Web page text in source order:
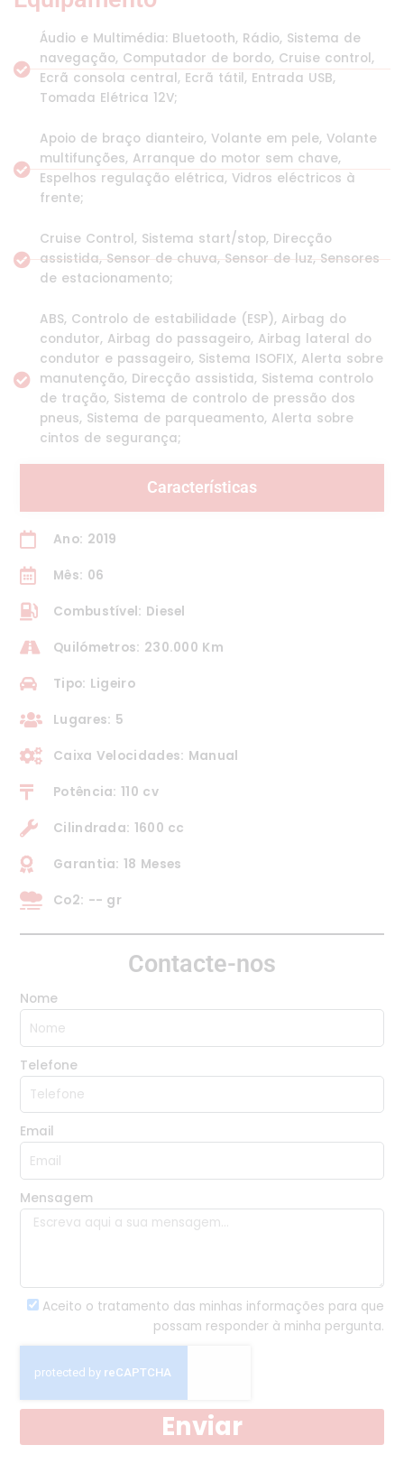
Áudio e Multimédia: Bluetooth, Rádio, Sistema de
navegação, Computador de bordo, Cruise control,
Ecrã consola central, Ecrã tátil, Entrada USB,
Tomada Elétrica 12V;
Apoio de braço dianteiro, Volante em pele, Volante
multifunções, Arranque do motor sem chave,
Espelhos regulação elétrica, Vidros eléctricos à
frente;
Cruise Control, Sistema start/stop, Direcção
assistida, Sensor de chuva, Sensor de luz, Sensores
de estacionamento;
ABS, Controlo de estabilidade (ESP), Airbag do
condutor, Airbag do passageiro, Airbag lateral do
condutor e passageiro, Sistema ISOFIX, Alerta sobre
manutenção, Direcção assistida, Sistema controlo
de tração, Sistema de controlo de pressão dos
pneus, Sistema de parqueamento, Alerta sobre
cintos de segurança;
Características
Ano: 2019
Mês: 06
Combustível: Diesel
Quilómetros: 230.000 Km
Tipo: Ligeiro
Lugares: 5
Caixa Velocidades: Manual
Potência: 110 cv
Cilindrada: 1600 cc
Garantia: 18 Meses
Co2: -- gr
Contacte-nos
Nome
Telefone
Email
Mensagem
Aceito o tratamento das minhas informações para que
possam responder à minha pergunta.
Enviar